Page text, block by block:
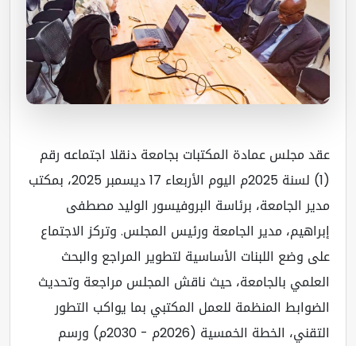
مجلس عمادة المكتبات بجامعة دنقلا اجتماعه رقم
(1) لسنة 2025م اليوم الأربعاء 17 ديسمبر 2025، بمكتب
الجامعة، برئاسة البروفيسور الوليد مصطفى
مدير الجامعة ورئيس المجلس. وتركز الاجتماع
وضع اللبنات الأساسية لتطوير المراجع والبحث
بالجامعة، حيث ناقش المجلس مراجعة وتحديث
المنظمة للعمل المكتبي بما يواكب التطور
التقني، الخطة الخمسية (2026م - 2030م) ورسم